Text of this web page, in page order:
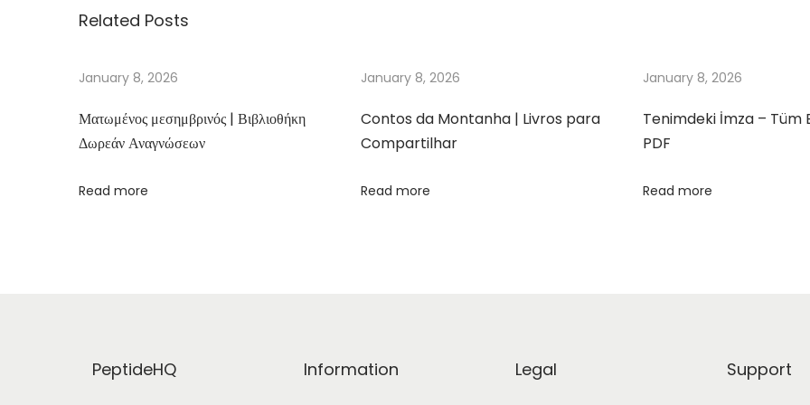
n
T
e
t
|
Related Posts
January 8, 2026
Ματωμένος μεσημβρινός | Βιβλιοθήκη
Δωρεάν Αναγνώσεων
Read more
January 8, 2026
Contos da Montanha | Livros para
Compartilhar
Read more
January 8, 2026
Tenimdeki İmza – Tüm
PDF
Read more
PeptideHQ Information Legal Support